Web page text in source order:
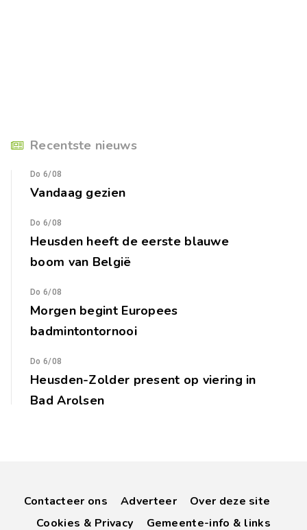
Recentste nieuws
Do 6/08
Vandaag gezien
Do 6/08
Heusden heeft de eerste blauwe
boom van België
Do 6/08
Morgen begint Europees
badmintontornooi
Do 6/08
Heusden-Zolder present op viering in
Bad Arolsen
Contacteer ons Adverteer
Over deze site
Cookies & Privacy
Gemeente-info & links